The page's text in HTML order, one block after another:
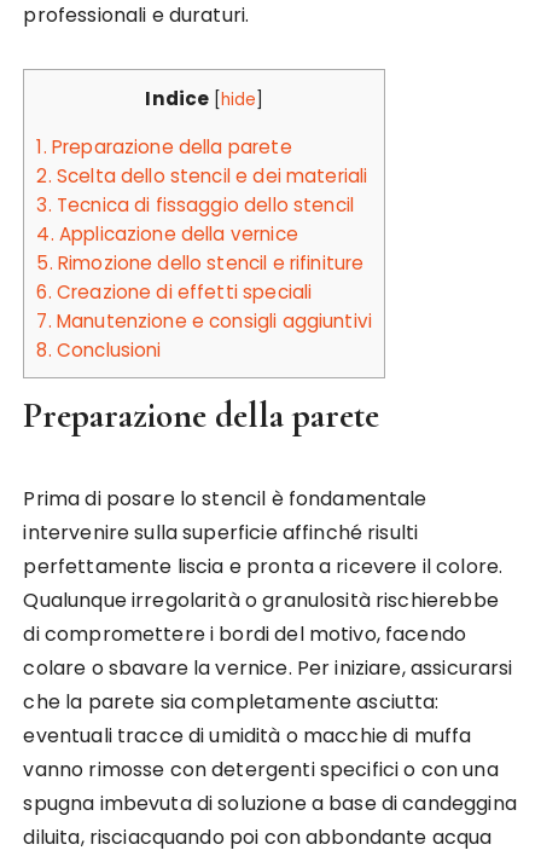
professionali e duraturi.
Indice [hide]
1. Preparazione della parete
2. Scelta dello stencil e dei materiali
3. Tecnica di fissaggio dello stencil
4. Applicazione della vernice
5. Rimozione dello stencil e rifiniture
6. Creazione di effetti speciali
7. Manutenzione e consigli aggiuntivi
8. Conclusioni
Preparazione della parete
Prima di posare lo stencil è fondamentale
intervenire sulla superficie affinché risulti
perfettamente liscia e pronta a ricevere il colore.
Qualunque irregolarità o granulosità rischierebbe
di compromettere i bordi del motivo, facendo
colare o sbavare la vernice. Per iniziare, assicurarsi
che la parete sia completamente asciutta:
eventuali tracce di umidità o macchie di muffa
vanno rimosse con detergenti specifici o con una
spugna imbevuta di soluzione a base di candeggina
diluita, risciacquando poi con abbondante acqua